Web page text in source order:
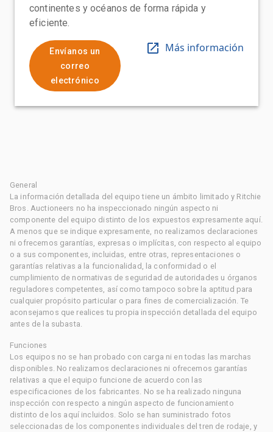
continentes y océanos de forma rápida y
eficiente.
Envíanos un
correo
electrónico
Más información
General
La información detallada del equipo tiene un ámbito limitado y Ritchie
Bros. Auctioneers no ha inspeccionado ningún aspecto ni
componente del equipo distinto de los expuestos expresamente aquí.
A menos que se indique expresamente, no realizamos declaraciones
ni ofrecemos garantías, expresas o implícitas, con respecto al equipo
o a sus componentes, incluidas, entre otras, representaciones o
garantías relativas a la funcionalidad, la conformidad o el
cumplimiento de normativas de seguridad de autoridades u órganos
reguladores competentes, así como tampoco sobre la aptitud para
cualquier propósito particular o para fines de comercialización. Te
aconsejamos que realices tu propia inspección detallada del equipo
antes de la subasta.
Funciones
Los equipos no se han probado con carga ni en todas las marchas
disponibles. No realizamos declaraciones ni ofrecemos garantías
relativas a que el equipo funcione de acuerdo con las
especificaciones de los fabricantes. No se ha realizado ninguna
inspección con respecto a ningún aspecto de funcionamiento
distinto de los aquí incluidos. Solo se han suministrado fotos
seleccionadas de los componentes individuales del tren de rodaje, y